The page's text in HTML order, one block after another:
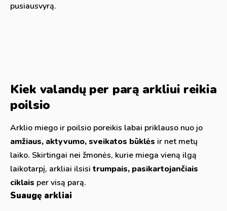
pusiausvyrą.
Kiek valandų per parą arkliui reikia
poilsio
Arklio miego ir poilsio poreikis labai priklauso nuo jo
amžiaus, aktyvumo, sveikatos būklės ir net metų
laiko. Skirtingai nei žmonės, kurie miega vieną ilgą
laikotarpį, arkliai ilsisi trumpais, pasikartojančiais
ciklais per visą parą.
Suaugę arkliai